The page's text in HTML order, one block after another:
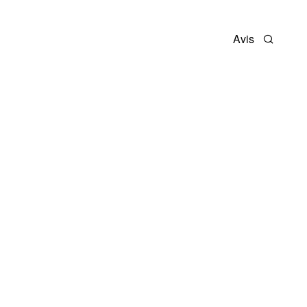
Avis